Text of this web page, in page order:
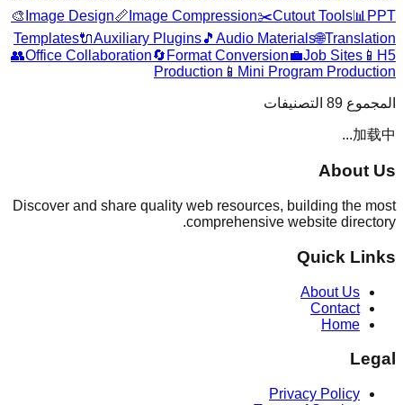
🎨 Image Design📏 Image Compression✂️Cutout Tools📊 PPT
Templates🔌Auxiliary Plugins🎵 Audio Materials🌐Translation
👥Office Collaboration🔄 Format Conversion💼Job Sites 📱 H5
Production 📱 Mini Program Production
المجموع 89 التصنيفات
加载中...
About Us
Discover and share quality web resources, building the most
comprehensive website directory.
Quick Links
About Us
Contact
Home
Legal
Privacy Policy